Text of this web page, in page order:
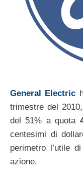
General Electric
trimestre del
del 51% a quota
centesimi di
perimetro l’utile
azione.